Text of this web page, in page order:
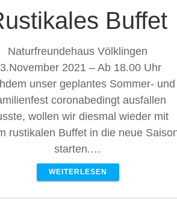
Buffet
Naturfreundehaus Völklingen
2021 – Ab 18.00 Uhr
unser geplantes Sommer- und
coronabedingt ausfallen
wollen wir diesmal wieder mit
rustikalen Buffet in die neue
starten.…
WEITERLESEN